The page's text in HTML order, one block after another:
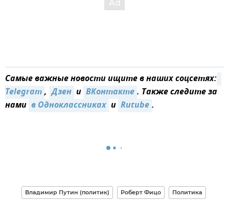
Самые важные новости ищите в наших соцсетях:
Telegram, Дзен и ВКонтакте. Также следите за
нами в Одноклассниках и Rutube.
Владимир Путин (политик) Роберт Фицо Политика